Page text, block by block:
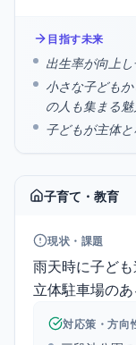
目指す未来
出生率が向上
小さな子ども
の人も集まる
子どもが主体
子育て・教育
現状・課題
雨天時に子ど
立体駐車場のあ
対応策・方向